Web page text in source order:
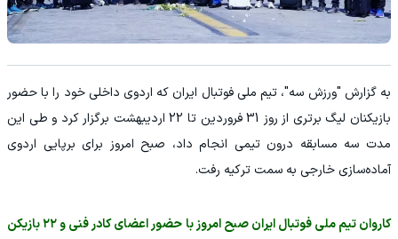
به گزارش "ورزش سه"، تیم ملی فوتبال ایران که اردوی داخلی خود را با حضور
بازیکنان لیگ برتری از روز 31 فروردین تا 22 اردیبهشت برگزار کرد و طی این
مدت سه مسابقه درون تیمی انجام داد، صبح امروز برای برپایی اردوی
آماده‌سازی خارجی به سمت ترکیه رفت.
کاروان تیم ملی فوتبال ایران صبح امروز با حضور اعضای کادر فنی و ۲۲ بازیکن